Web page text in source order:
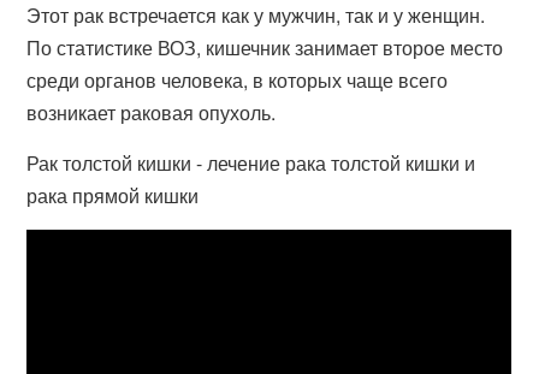
Этот рак встречается как у мужчин, так и у женщин.
По статистике ВОЗ, кишечник занимает второе место
среди органов человека, в которых чаще всего
возникает раковая опухоль.
Рак толстой кишки - лечение рака толстой кишки и
рака прямой кишки